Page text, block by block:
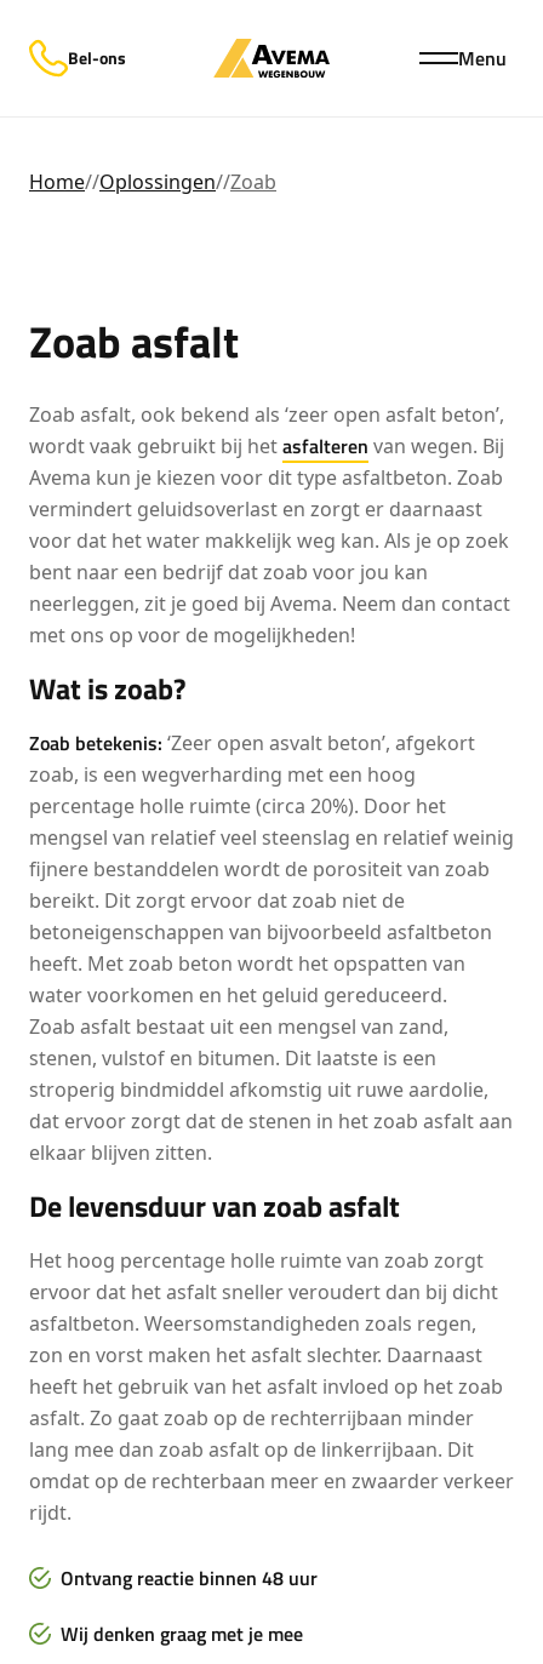
Bel-ons Menu
Home//Oplossingen//Zoab
Zoab asfalt
Zoab asfalt, ook bekend als ‘zeer open asfalt beton’,
wordt vaak gebruikt bij hetasfalteren van wegen. Bij
Avema kun je kiezen voor dit type asfaltbeton. Zoab
vermindert geluidsoverlast en zorgt er daarnaast
voor dat het water makkelijk weg kan. Als je op zoek
bent naar een bedrijf dat zoab voor jou kan
neerleggen, zit je goed bij Avema. Neem dan contact
met ons op voor de mogelijkheden!
Wat is zoab?
Zoab betekenis: ‘Zeer open asvalt beton’, afgekort
zoab, is een wegverharding met een hoog
percentage holle ruimte (circa 20%). Door het
mengsel van relatief veel steenslag en relatief weinig
fijnere bestanddelen wordt de porositeit van zoab
bereikt. Dit zorgt ervoor dat zoab niet de
betoneigenschappen van bijvoorbeeld asfaltbeton
heeft. Met zoab beton wordt het opspatten van
water voorkomen en het geluid gereduceerd.
Zoab asfalt bestaat uit een mengsel van zand,
stenen, vulstof en bitumen. Dit laatste is een
stroperig bindmiddel afkomstig uit ruwe aardolie,
dat ervoor zorgt dat de stenen in het zoab asfalt aan
elkaar blijven zitten.
De levensduur van zoab asfalt
Het hoog percentage holle ruimte van zoab zorgt
ervoor dat het asfalt sneller veroudert dan bij dicht
asfaltbeton. Weersomstandigheden zoals regen,
zon en vorst maken het asfalt slechter. Daarnaast
heeft het gebruik van het asfalt invloed op het zoab
asfalt. Zo gaat zoab op de rechterrijbaan minder
lang mee dan zoab asfalt op de linkerrijbaan. Dit
omdat op de rechterbaan meer en zwaarder verkeer
rijdt.
Ontvang reactie binnen 48 uur
Wij denken graag met je mee